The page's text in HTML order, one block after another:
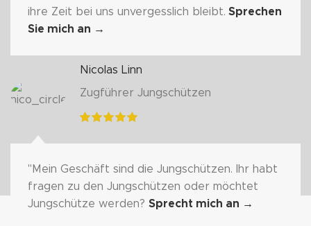
ihre Zeit bei uns unvergesslich bleibt. Sprechen
Sie mich an →
Nicolas Linn
Zugführer Jungschützen
"Mein Geschäft sind die Jungschützen. Ihr habt
fragen zu den Jungschützen oder möchtet
Jungschütze werden? Sprecht mich an →